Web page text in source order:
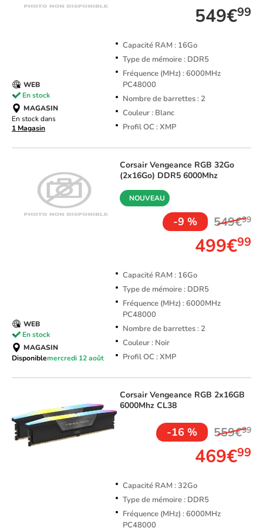
549€99
Capacité RAM : 16Go
Type de mémoire : DDR5
Fréquence (MHz) : 6000MHz
PC48000
Nombre de barrettes : 2
Couleur : Blanc
Profil OC : XMP
WEB
En stock
MAGASIN
En stock dans
1 Magasin
CorsairVengeance RGB 32Go
(2x16Go) DDR5 6000Mhz
NOUVEAU
-9 % 549€99
499€99
Capacité RAM : 16Go
Type de mémoire : DDR5
Fréquence (MHz) : 6000MHz
PC48000
Nombre de barrettes : 2
Couleur : Noir
Profil OC : XMP
WEB
En stock
MAGASIN
Disponiblemercredi 12 août
CorsairVengeance RGB 2x16GB
6000Mhz CL38
-16 % 559€99
469€99
Capacité RAM : 32Go
Type de mémoire : DDR5
Fréquence (MHz) : 6000MHz
PC48000